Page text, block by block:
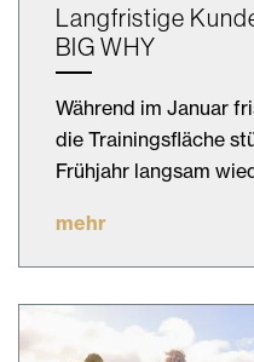
Langfristige
BIG WHY
Während im Januar
die Trainingsfläche
Frühjahr langsam
mehr